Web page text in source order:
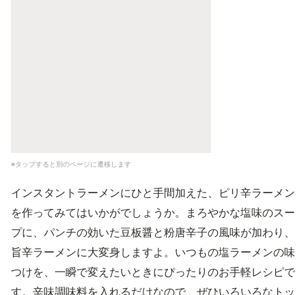
※タップすると別のページに遷移します
インスタントラーメンにひと手間加えた、ピリ辛ラーメン
を作ってみてはいかがでしょうか。まろやかな塩味のスー
プに、パンチの効いた豆板醤と粉唐辛子の風味が加わり、
旨辛ラーメンに大変身しますよ。いつもの塩ラーメンの味
つけを、一瞬で変えたいときにぴったりのお手軽レシピで
す。辛味調味料を入れるだけなので、ぜひいろいろなトッ